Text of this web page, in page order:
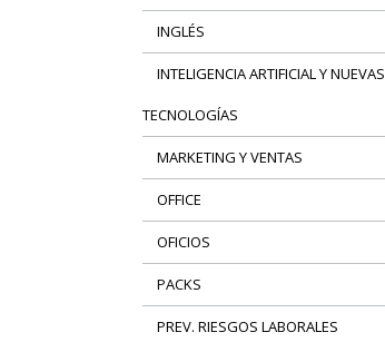
INGLÉS
INTELIGENCIA ARTIFICIAL Y NUEVAS
TECNOLOGÍAS
MARKETING Y VENTAS
OFFICE
OFICIOS
PACKS
PREV. RIESGOS LABORALES